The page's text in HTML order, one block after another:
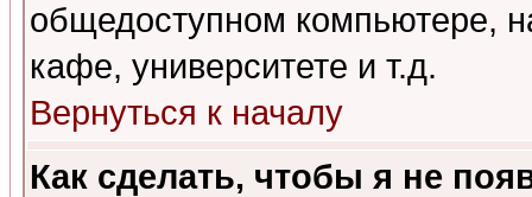
общедоступном компьютере,
кафе, университете и т.д.
Вернуться к началу
Как сделать, чтобы я не